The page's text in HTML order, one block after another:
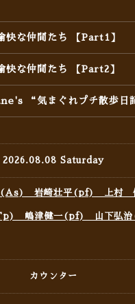
快な仲間たち 【Part1】
快な仲間たち 【Part2】
“気まぐれプチ散歩日
2026.08.08 Saturday
(As) 岩崎壮平(pf) 上村
嶋津健一(pf) 山下弘
カウンター